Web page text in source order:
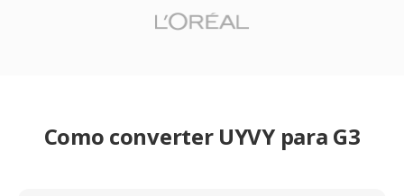
Como converter UYVY para G3